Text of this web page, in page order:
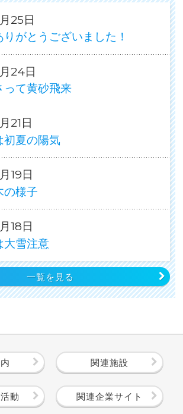
25日
がとうございました！
24日
って黄砂飛来
21日
初夏の陽気
19日
の様子
18日
大雪注意
一覧を見る
関連施設
動 関連企業サイト